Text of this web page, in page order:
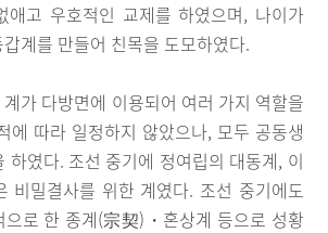
애고 우호적인 교제를 하였으며, 나이가
계를 만들어 친목을 도모하였다.
가 다방면에 이용되어 여러 가지 역할을
에 따라 일정하지 않았으나, 모두 공동생
하였다. 조선 중기에 정여립의 대동계, 이
비밀결사를 위한 계였다. 조선 중기에도
으로 한 종계(宗契)・혼상계 등으로 성황